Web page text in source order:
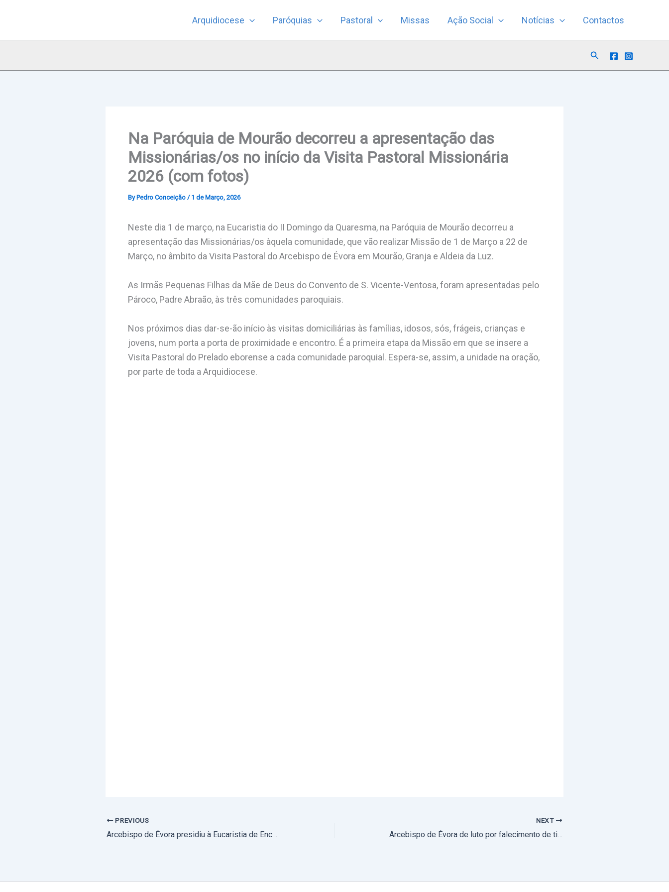
Arquidiocese Paróquias Pastoral Missas Ação Social Notícias Contactos
Search
Na Paróquia de Mourão decorreu a apresentação das
Missionárias/os no início da Visita Pastoral Missionária
2026 (com fotos)
By Pedro Conceição / 1 de Março, 2026
Neste dia 1 de março, na Eucaristia do II Domingo da Quaresma, na Paróquia de Mourão decorreu a
apresentação das Missionárias/os àquela comunidade, que vão realizar Missão de 1 de Março a 22 de
Março, no âmbito da Visita Pastoral do Arcebispo de Évora em Mourão, Granja e Aldeia da Luz.
As Irmãs Pequenas Filhas da Mãe de Deus do Convento de S. Vicente-Ventosa, foram apresentadas pelo
Pároco, Padre Abraão, às três comunidades paroquiais.
Nos próximos dias dar-se-ão início às visitas domiciliárias às famílias, idosos, sós, frágeis, crianças e
jovens, num porta a porta de proximidade e encontro. É a primeira etapa da Missão em que se insere a
Visita Pastoral do Prelado eborense a cada comunidade paroquial. Espera-se, assim, a unidade na oração,
por parte de toda a Arquidiocese.
PREVIOUS
Arcebispo de Évora presidiu à Eucaristia de Encerramento do Retiro de Quaresma aberto a toda a comunidade Arquidiocesana, organizado pela Comunidade Sementes do Verbo (com fotos)
NEXT
Arcebispo de Évora de luto por falecimento de tio materno